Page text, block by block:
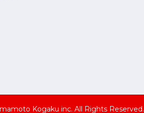
Kogaku inc. All Rights Reserved.